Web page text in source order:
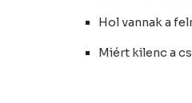
Hol vannak a
Miért kilenc a